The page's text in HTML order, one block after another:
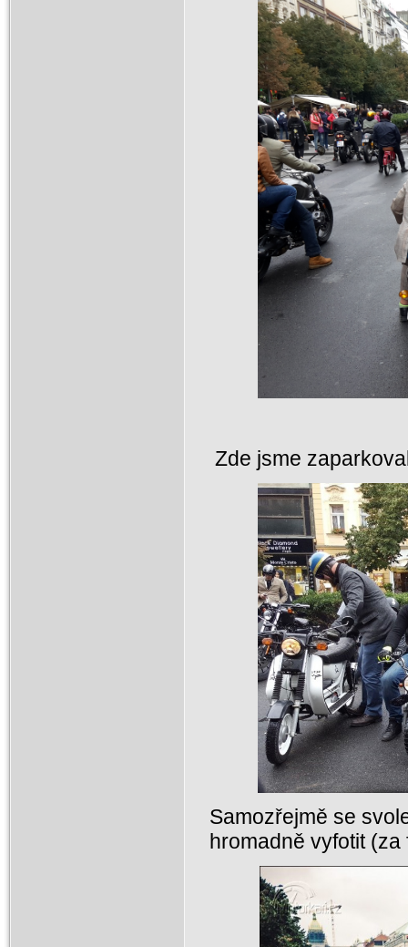
Zde jsme
Samozřejmě se
hromadně vyfotit